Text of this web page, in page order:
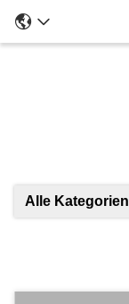
Alle Kategorien